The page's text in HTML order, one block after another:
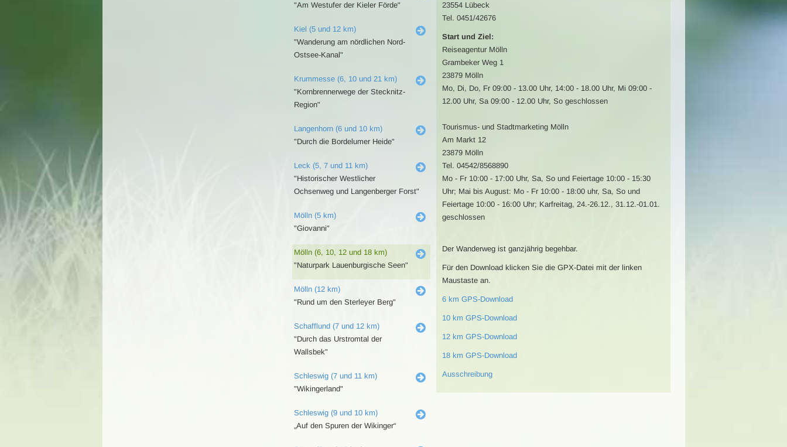
"Am Westufer der Kieler Förde"
Kiel (5 und 12 km)
"Wanderung am nördlichen Nord-
Ostsee-Kanal"
Krummesse (6, 10 und 21 km)
"Kornbrennerwege der Stecknitz-
Region"
Langenhorn (6 und 10 km)
"Durch die Bordelumer Heide"
Leck (5, 7 und 11 km)
"Historischer Westlicher
Ochsenweg und Langenberger Forst"
Mölln (5 km)
"Giovanni"
Mölln (6, 10, 12 und 18 km)
"Naturpark Lauenburgische Seen"
Mölln (12 km)
"Rund um den Sterleyer Berg"
Schafflund (7 und 12 km)
"Durch das Urstromtal der
Wallsbek"
Schleswig (7 und 11 km)
"Wikingerland"
Schleswig (9 und 10 km)
„Auf den Spuren der Wikinger“
23554 Lübeck
Tel. 0451/42676
Start und Ziel:
Reiseagentur Mölln
Grambeker Weg 1
23879 Mölln
Mo, Di, Do, Fr 09:00 - 13.00 Uhr, 14:00 - 18.00 Uhr, Mi 09:00 -
12.00 Uhr, Sa 09:00 - 12.00 Uhr, So geschlossen
Tourismus- und Stadtmarketing Mölln
Am Markt 12
23879 Mölln
Tel. 04542/8568890
Mo - Fr 10:00 - 17:00 Uhr, Sa, So und Feiertage 10:00 - 15:30
Uhr; Mai bis August: Mo - Fr 10:00 - 18:00 uhr, Sa, So und
Feiertage 10:00 - 16:00 Uhr; Karfreitag, 24.-26.12., 31.12.-01.01.
geschlossen
Der Wanderweg ist ganzjährig begehbar.
Für den Download klicken Sie die GPX-Datei mit der linken
Maustaste an.
6 km GPS-Download
10 km GPS-Download
12 km GPS-Download
18 km GPS-Download
Ausschreibung